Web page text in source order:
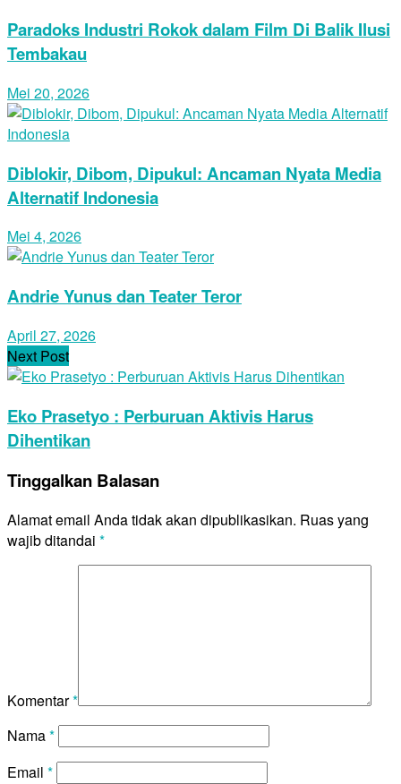
Paradoks Industri Rokok dalam Film Di Balik Ilusi
Tembakau
Mei 20, 2026
Diblokir, Dibom, Dipukul: Ancaman Nyata Media
Alternatif Indonesia
Mei 4, 2026
Andrie Yunus dan Teater Teror
April 27, 2026
Next Post
Eko Prasetyo : Perburuan Aktivis Harus
Dihentikan
Tinggalkan Balasan
Alamat email Anda tidak akan dipublikasikan. Ruas yang
wajib ditandai *
Komentar*
Nama*
Email *